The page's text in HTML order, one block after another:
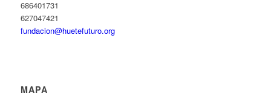
686401731
627047421
fundacion@huetefuturo.org
MAPA